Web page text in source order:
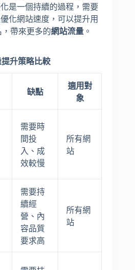
是一個持續的過程，需要
化網站速度，可以提升用
，帶來更多的網站流量 。
升策略比較
缺點
適用對
象
需要時
間投
入、成
效較慢
所有網
站
需要持
續經
營、內
容品質
要求高
所有網
站